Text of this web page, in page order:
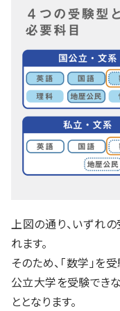
上図の通り、いずれ
れます。
そのため、「数学」を
公立大学を受験でき
ととなります。